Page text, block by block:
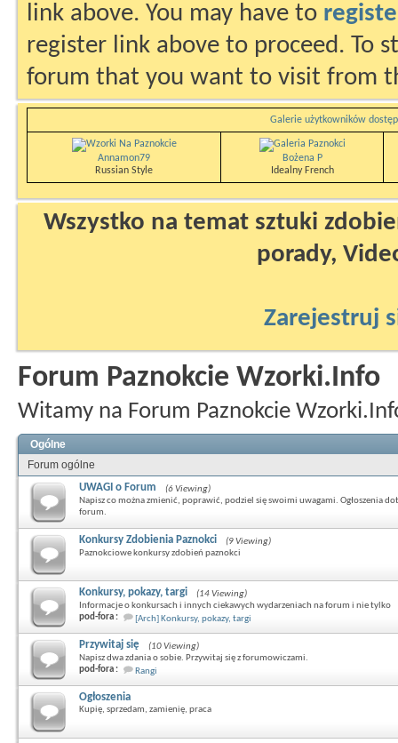
link above. You may have to
register link above to proceed. To
forum that you want to visit from
Galerie użytkowników
Annamon79
Russian Style
Bożena P
Idealny French
Wszystko na temat sztuki
porady,
Zarejestruj
Forum Paznokcie Wzorki.Info
Witamy na Forum Paznokcie
Ogólne
Forum ogólne
UWAGI o Forum
(6 Viewing)
Napisz co można zmienić, poprawić, podziel się swoimi uwagami. Ogłoszenia
forum.
Konkursy Zdobienia Paznokci
(9 Viewing)
Paznokciowe konkursy zdobień paznokci
Konkursy, pokazy, targi
(14 Viewing)
Informacje o konkursach i innych ciekawych wydarzeniach na forum i nie tylko
pod-fora :
[Arch] Konkursy, pokazy, targi
Przywitaj się
(10 Viewing)
Napisz dwa zdania o sobie. Przywitaj się z forumowiczami.
pod-fora :
Rangi
Ogłoszenia
Kupię, sprzedam, zamienię, praca